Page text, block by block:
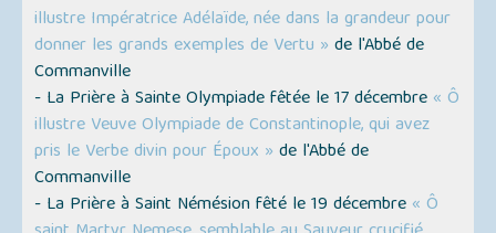
illustre Impératrice Adélaïde, née dans la grandeur pour
donner les grands exemples de Vertu » de l'Abbé de
Commanville
- La Prière à Sainte Olympiade fêtée le 17 décembre « Ô
illustre Veuve Olympiade de Constantinople, qui avez
pris le Verbe divin pour Époux » de l'Abbé de
Commanville
- La Prière à Saint Némésion fêté le 19 décembre « Ô